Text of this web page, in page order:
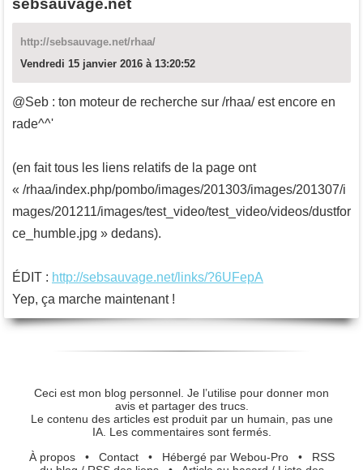
sebsauvage.net
http://sebsauvage.net/rhaa/
Vendredi 15 janvier 2016 à 13:20:52
@Seb : ton moteur de recherche sur /rhaa/ est encore en
rade^^'
(en fait tous les liens relatifs de la page ont
« /rhaa/index.php/pombo/images/201303/images/201307/i
mages/201211/images/test_video/test_video/videos/dustfor
ce_humble.jpg » dedans).
ÉDIT : http://sebsauvage.net/links/?6UFepA
Yep, ça marche maintenant !
Ceci est mon blog personnel. Je l’utilise pour donner mon
avis et partager des trucs.
Le contenu des articles est produit par un humain, pas une
IA. Les commentaires sont fermés.
À propos• Contact• Hébergé par Webou-Pro• RSS